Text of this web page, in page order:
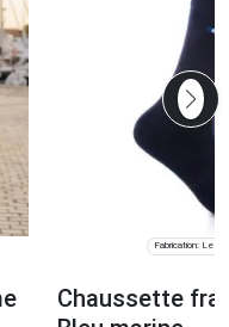
Fabrication: Les
Chaussette